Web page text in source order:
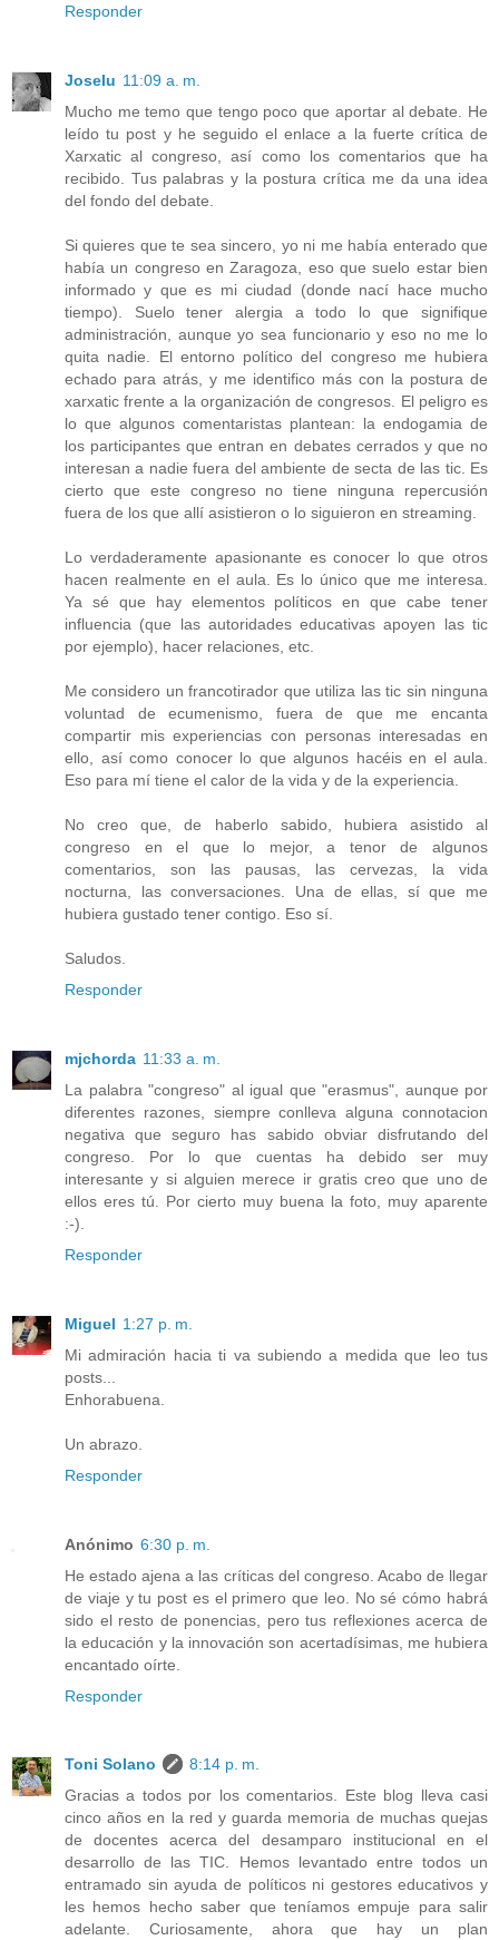
Responder
Joselu 11:09 a. m.
Mucho me temo que tengo poco que aportar al debate. He
leído tu post y he seguido el enlace a la fuerte crítica de
Xarxatic al congreso, así como los comentarios que ha
recibido. Tus palabras y la postura crítica me da una idea
del fondo del debate.
Si quieres que te sea sincero, yo ni me había enterado que
había un congreso en Zaragoza, eso que suelo estar bien
informado y que es mi ciudad (donde nací hace mucho
tiempo). Suelo tener alergia a todo lo que signifique
administración, aunque yo sea funcionario y eso no me lo
quita nadie. El entorno político del congreso me hubiera
echado para atrás, y me identifico más con la postura de
xarxatic frente a la organización de congresos. El peligro es
lo que algunos comentaristas plantean: la endogamia de
los participantes que entran en debates cerrados y que no
interesan a nadie fuera del ambiente de secta de las tic. Es
cierto que este congreso no tiene ninguna repercusión
fuera de los que allí asistieron o lo siguieron en streaming.
Lo verdaderamente apasionante es conocer lo que otros
hacen realmente en el aula. Es lo único que me interesa.
Ya sé que hay elementos políticos en que cabe tener
influencia (que las autoridades educativas apoyen las tic
por ejemplo), hacer relaciones, etc.
Me considero un francotirador que utiliza las tic sin ninguna
voluntad de ecumenismo, fuera de que me encanta
compartir mis experiencias con personas interesadas en
ello, así como conocer lo que algunos hacéis en el aula.
Eso para mí tiene el calor de la vida y de la experiencia.
No creo que, de haberlo sabido, hubiera asistido al
congreso en el que lo mejor, a tenor de algunos
comentarios, son las pausas, las cervezas, la vida
nocturna, las conversaciones. Una de ellas, sí que me
hubiera gustado tener contigo. Eso sí.
Saludos.
Responder
mjchorda 11:33 a. m.
La palabra "congreso" al igual que "erasmus", aunque por
diferentes razones, siempre conlleva alguna connotacion
negativa que seguro has sabido obviar disfrutando del
congreso. Por lo que cuentas ha debido ser muy
interesante y si alguien merece ir gratis creo que uno de
ellos eres tú. Por cierto muy buena la foto, muy aparente
:-).
Responder
Miguel 1:27 p. m.
Mi admiración hacia ti va subiendo a medida que leo tus
posts...
Enhorabuena.
Un abrazo.
Responder
Anónimo 6:30 p. m.
He estado ajena a las críticas del congreso. Acabo de llegar
de viaje y tu post es el primero que leo. No sé cómo habrá
sido el resto de ponencias, pero tus reflexiones acerca de
la educación y la innovación son acertadísimas, me hubiera
encantado oírte.
Responder
Toni Solano
8:14 p. m.
Gracias a todos por los comentarios. Este blog lleva casi
cinco años en la red y guarda memoria de muchas quejas
de docentes acerca del desamparo institucional en el
desarrollo de las TIC. Hemos levantado entre todos un
entramado sin ayuda de políticos ni gestores educativos y
les hemos hecho saber que teníamos empuje para salir
adelante. Curiosamente, ahora que hay un plan